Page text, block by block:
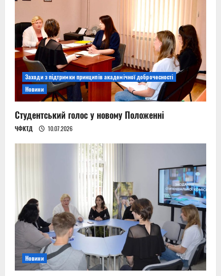
Заходи з підтримки принципів академічної доброчесності
Новини
Студентський голос у новому Положенні
ЧФКТД 10.07.2026
Новини